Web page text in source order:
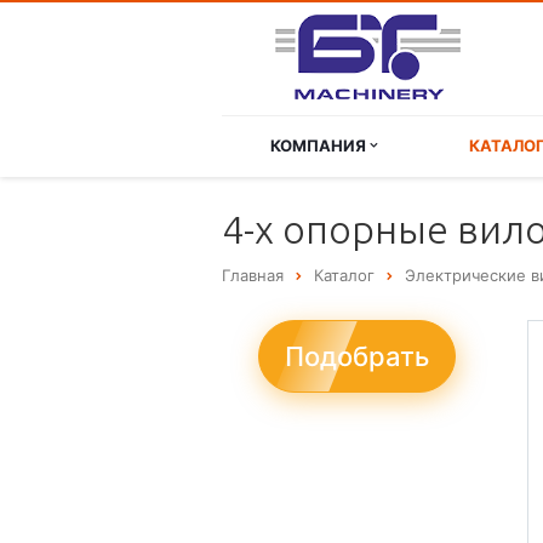
КОМПАНИЯ
4-х опорные
Главная Каталог Электрические
Подобрать